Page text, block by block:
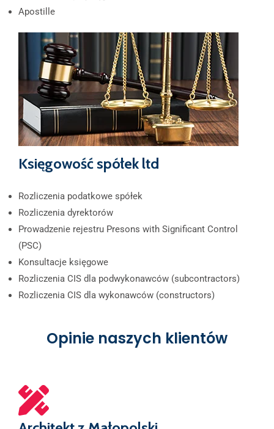
Apostille​
Księgowość spółek ltd
Rozliczenia podatkowe spółek
Rozliczenia dyrektorów
Prowadzenie rejestru Presons with Significant Control
(PSC)
Konsultacje księgowe
Rozliczenia CIS dla podwykonawców (subcontractors)
Rozliczenia CIS dla wykonawców (constructors)​
Opinie naszych klientów